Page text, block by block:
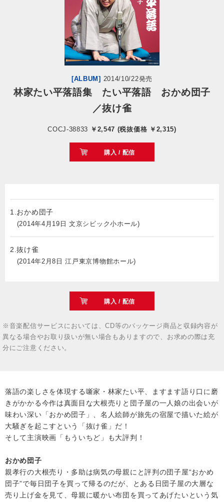
お問い合わせ
[ALBUM] 2014/10/22発売
林家たい平落語集 たい平落語 おかめ団子
／抜け雀
COCJ-38833 ￥2,547 (税抜価格 ￥2,315)
購入 / 配信
1.おかめ団子
(2014年4月19日 文京シビック小ホール)
2.抜け雀
(2014年2月8日 江戸東京博物館ホール)
購入 / 配信
※音楽配信サービスにおいては、CD等のパッケージ商品と収録内容が
異なる場合やお取り扱いが無い場合もありますので、お求めの際は充
分にご注意ください。
落語の楽しさを体現する噺家・林家たい平、ますます語り口に磨
きがかかる今作は真面目な大根売りと団子屋の一人娘の出会いが
味わい深い「おかめ団子」、名人絵師が旅先の宿屋で描いた絵が
大騒ぎを起こすという「抜け雀」だ！
そして主演映画「もういちど」も大評判！
おかめ団子
親孝行の大根売り・多助は病気の母親にと評判の団子屋“おかめ
団子”で毎日団子を買って帰るのだが、とある日団子屋の大層な
売り上げ金を見て、母親に暖かい布団を買ってあげたいという気